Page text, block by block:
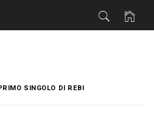
SINGOLO DI REBI